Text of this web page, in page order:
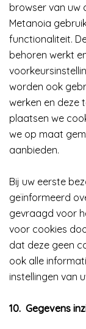
browser van uw
Metanoia
functionaliteit.
behoren werkt
worden ook
werken en deze
plaatsen we
we op maat
aanbieden.
Bij uw eerste
geïnformeerd
gevraagd voor
voor cookies
dat deze geen
ook alle
instellingen van
10. Gegevens